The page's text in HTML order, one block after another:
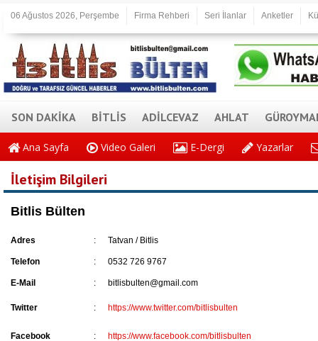
06 Ağustos 2026, Perşembe Firma Rehberi Seri İlanlar Anketler
SON DAKİKA BİTLİS ADİLCEVAZ AHLAT
Ana Sayfa Video Galeri E-Dergi Yazarlar
İletişim Bilgileri
Bitlis Bülten
Adres : Tatvan / Bitlis
Telefon : 0532 726 9767
E-Mail : bitlisbulten@gmail.com
Twitter : https://www.twitter.com/bitlisbulten
Facebook : https://www.facebook.com/bitlisbulten